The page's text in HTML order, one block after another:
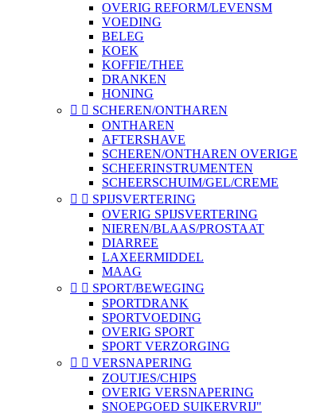
OVERIG REFORM/LEVENSM
VOEDING
BELEG
KOEK
KOFFIE/THEE
DRANKEN
HONING
  SCHEREN/ONTHAREN
ONTHAREN
AFTERSHAVE
SCHEREN/ONTHAREN OVERIGE
SCHEERINSTRUMENTEN
SCHEERSCHUIM/GEL/CREME
  SPIJSVERTERING
OVERIG SPIJSVERTERING
NIEREN/BLAAS/PROSTAAT
DIARREE
LAXEERMIDDEL
MAAG
  SPORT/BEWEGING
SPORTDRANK
SPORTVOEDING
OVERIG SPORT
SPORT VERZORGING
  VERSNAPERING
ZOUTJES/CHIPS
OVERIG VERSNAPERING
SNOEPGOED SUIKERVRIJ"